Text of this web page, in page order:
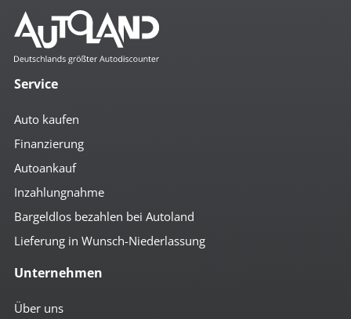
Service
Auto kaufen
Finanzierung
Autoankauf
Inzahlungnahme
Bargeldlos bezahlen bei Autoland
Lieferung in Wunsch-Niederlassung
Unternehmen
Über uns